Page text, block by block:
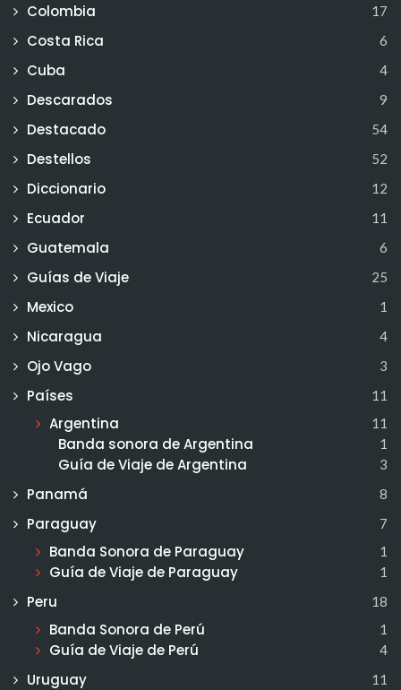
Colombia 17
Costa Rica 6
Cuba 4
Descarados 9
Destacado 54
Destellos 52
Diccionario 12
Ecuador 11
Guatemala 6
Guías de Viaje 25
Mexico 1
Nicaragua 4
Ojo Vago 3
Países 11
Argentina 11
Banda sonora de Argentina 1
Guía de Viaje de Argentina 3
Panamá 8
Paraguay 7
Banda Sonora de Paraguay 1
Guía de Viaje de Paraguay 1
Peru 18
Banda Sonora de Perú 1
Guía de Viaje de Perú 4
Uruguay 11